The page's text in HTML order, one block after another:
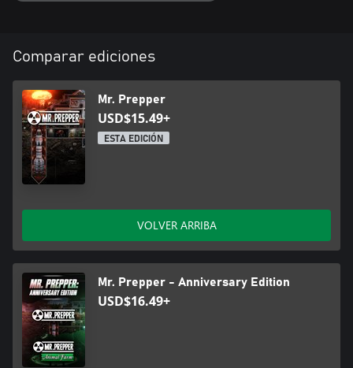
Comparar ediciones
Mr. Prepper
USD$15.49+
ESTA EDICIÓN
VOLVER ARRIBA
Mr. Prepper - Anniversary Edition
USD$16.49+